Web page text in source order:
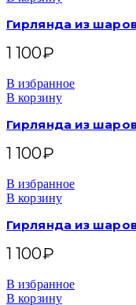
Гирлянда из
1 100₽
В избранное
В корзину
Гирлянда из
1 100₽
В избранное
В корзину
Гирлянда из
1 100₽
В избранное
В корзину